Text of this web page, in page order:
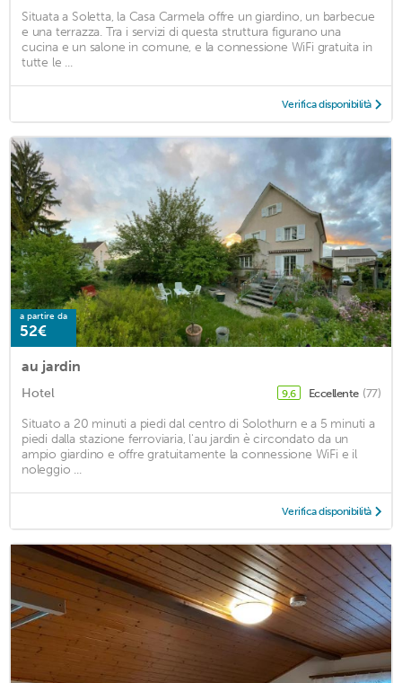
Situata a Soletta, la Casa Carmela offre un giardino, un barbecue
e una terrazza. Tra i servizi di questa struttura figurano una
cucina e un salone in comune, e la connessione WiFi gratuita in
tutte le ...
Verifica disponibilità
a partire da
52€
au jardin
Hotel 9,6 Eccellente (77)
Situato a 20 minuti a piedi dal centro di Solothurn e a 5 minuti a
piedi dalla stazione ferroviaria, l'au jardin è circondato da un
ampio giardino e offre gratuitamente la connessione WiFi e il
noleggio ...
Verifica disponibilità